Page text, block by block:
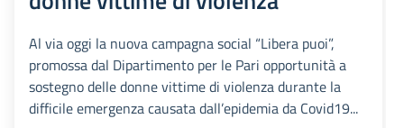
Al via oggi la nuova campagna social “Libera puoi”,
promossa dal Dipartimento per le Pari opportunità a
sostegno delle donne vittime di violenza durante la
difficile emergenza causata dall’epidemia da Covid19...